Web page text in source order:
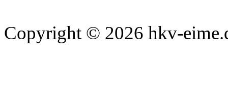
Copyright © 2026 hkv-